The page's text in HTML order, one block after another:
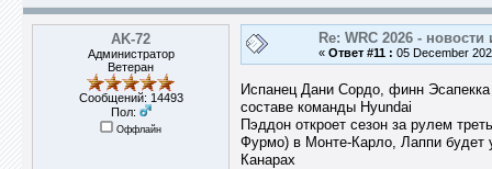
AK-72
Администратор
Ветеран
Сообщений: 14493
Пол:
Оффлайн
Re: WRC 2026 - новости
« Ответ #11 : 05 December
Испанец Дани Сордо, финн
составе команды Hyundai
Пэддон откроет сезон за рулем
Фурмо) в Монте-Карло, Лаппи будет
Канарах